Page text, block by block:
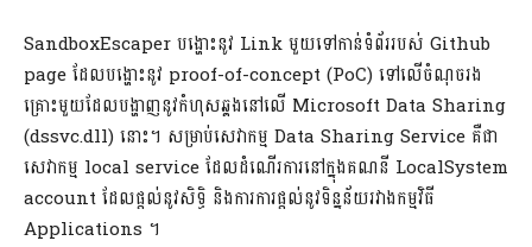
SandboxEscaper បង្ហោះនូវ Link មួយទៅកាន់ទំព័ររបស់ Github
page ដែលបង្ហោះនូវ proof-of-concept (PoC) ទៅលើចំណុចរង
គ្រោះមួយដែលបង្ហាញនូវកំហុសឆ្គងនៅលើ Microsoft Data Sharing
(dssvc.dll) នោះ។ សម្រាប់សេវាកម្ម Data Sharing Service គឺជា
សេវាកម្ម local service ដែលដំណើរការនៅក្នុងគណនី LocalSystem
account ដែលផ្តល់នូវសិទ្ធិ និងការការផ្តល់នូវទិន្នន័យរវាងកម្មវិធី
Applications ។